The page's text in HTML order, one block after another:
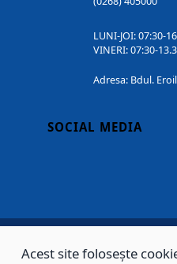
LUNI-JOI: 07:30-
VINERI: 07:30-
Adresa: Bdul.
SOCIAL MEDIA
Acest site folosește